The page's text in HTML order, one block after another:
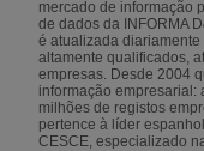
mercado de informação
de dados da INFORMA
é atualizada
altamente qualificados,
empresas. Desde 2004
informação empresarial:
milhões de registos
pertence à líder
CESCE, especializado